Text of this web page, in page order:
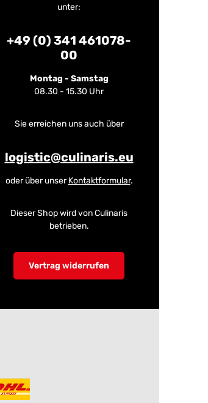
unter:
+49 (0) 341 461078-
00
Montag - Samstag
08.30 - 15.30 Uhr
Sie erreichen uns auch über
logistic@culinaris.eu
oder über unserKontaktformular.
Dieser Shop wird von Culinaris
betrieben.
Vertrag widerrufen